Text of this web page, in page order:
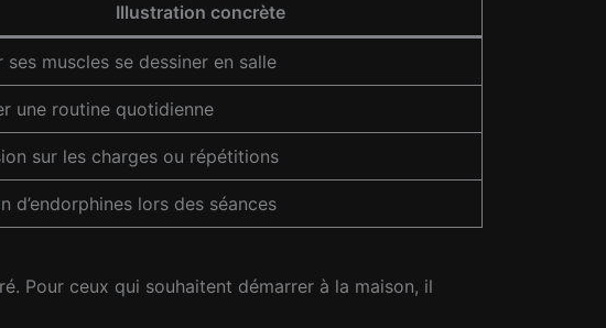
Illustration concrète
ses muscles se dessiner en salle
une routine quotidienne
sur les charges ou répétitions
d’endorphines lors des séances
Pour ceux qui souhaitent démarrer à la maison, il